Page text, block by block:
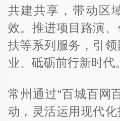
共建共享，带动区
效。推进项目路演
扶等系列服务，引
业、砥砺前行新时代。
常州通过“百城百网
动，灵活运用现代